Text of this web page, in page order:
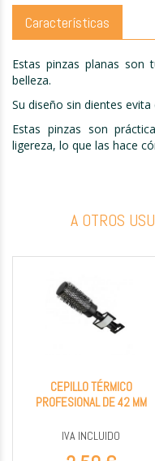
Características
Estas pinzas planas
belleza.
Su diseño sin dientes
Estas pinzas son
ligereza, lo que las hace
A OTROS
CEPILLO TÉRMICO
PROFESIONAL DE 42 MM
IVA INCLUIDO